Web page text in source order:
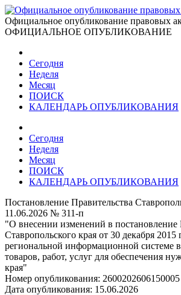
Официальное опубликование правовых
ОФИЦИАЛЬНОЕ ОПУБЛИКОВАНИЕ
Сегодня
Неделя
Месяц
ПОИСК
КАЛЕНДАРЬ ОПУБЛИКОВАНИЯ
Сегодня
Неделя
Месяц
ПОИСК
КАЛЕНДАРЬ ОПУБЛИКОВАНИЯ
Постановление Правительства
11.06.2026 № 311-п
"О внесении изменений в постановление
Ставропольского края от 30 декабря
региональной информационной системе
товаров, работ, услуг для обеспечения
края"
Номер опубликования: 2600202606150005
Дата опубликования: 15.06.2026